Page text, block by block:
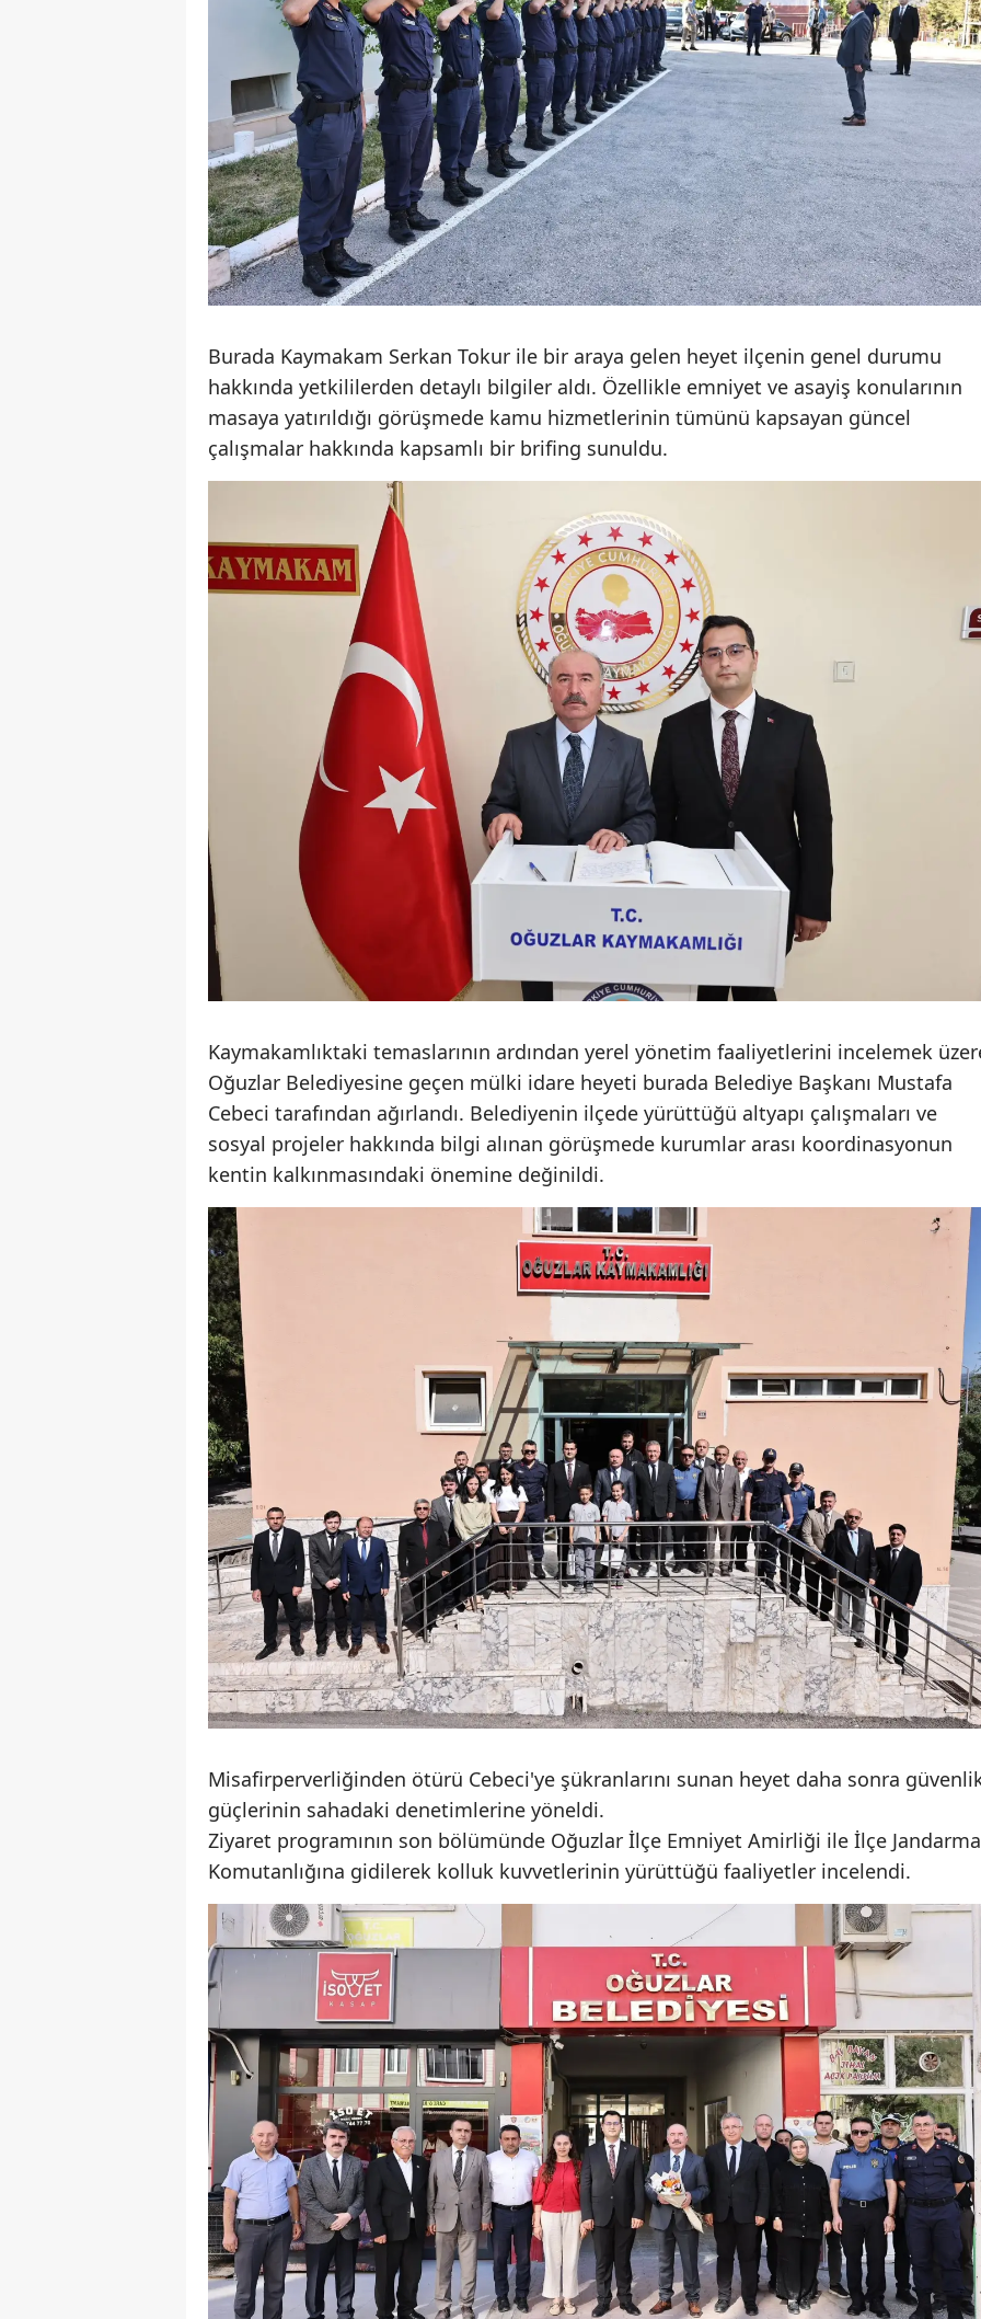
Kars
Kastamonu
Kayseri
Kırklareli
Kırşehir
Kocaeli
Konya
Kütahya
Malatya
Manisa
Kahramanmaraş
Nevşehir
Rize
Sakarya
Samsun
Siirt
Tekirdağ
Tokat
Trabzon
Yozgat
Bayburt
Karaman
Kırıkkale
Batman
Şırnak
Ardahan
Iğdır
Yalova
Karabük
Kilis
Osmaniye
Düzce
Burada Kaymakam Serkan Tokur ile bir araya gelen heyet ilçenin genel durumu
hakkında yetkililerden detaylı bilgiler aldı. Özellikle emniyet ve asayiş konularının
masaya yatırıldığı görüşmede kamu hizmetlerinin tümünü kapsayan güncel
çalışmalar hakkında kapsamlı bir brifing sunuldu.
Kaymakamlıktaki temaslarının ardından yerel yönetim faaliyetlerini incelemek
Oğuzlar Belediyesine geçen mülki idare heyeti burada Belediye Başkanı Mustafa
Cebeci tarafından ağırlandı. Belediyenin ilçede yürüttüğü altyapı çalışmaları ve
sosyal projeler hakkında bilgi alınan görüşmede kurumlar arası koordinasyonun
kentin kalkınmasındaki önemine değinildi.
Misafirperverliğinden ötürü Cebeci'ye şükranlarını sunan heyet daha sonra
güçlerinin sahadaki denetimlerine yöneldi.
Ziyaret programının son bölümünde Oğuzlar İlçe Emniyet Amirliği ile İlçe Jandarma
Komutanlığına gidilerek kolluk kuvvetlerinin yürüttüğü faaliyetler incelendi.